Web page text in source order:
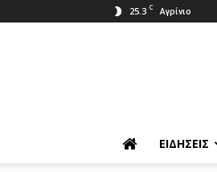
25.3 C Αγρίνιο
ΕΙΔΉΣΕΙΣ